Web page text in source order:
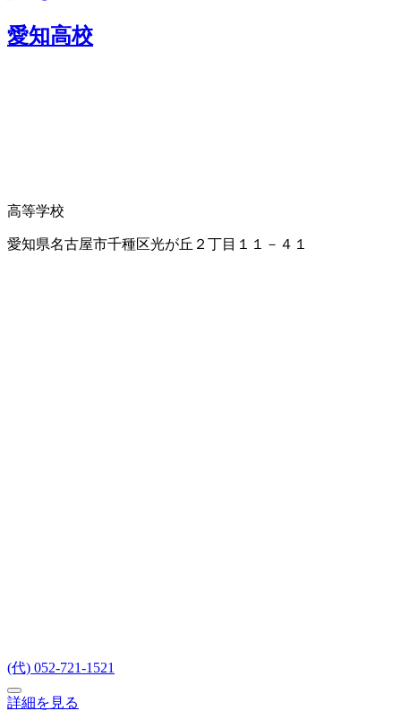
愛知高校
高等学校
愛知県名古屋市千種区光が丘２丁目１１－４１
(代) 052-721-1521
詳細を見る